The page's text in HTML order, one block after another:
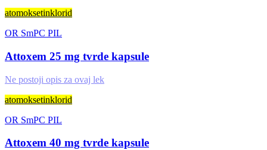
atomoksetinklorid
OR SmPC PIL
Attoxem 25 mg tvrde kapsule
Ne postoji opis za ovaj lek
atomoksetinklorid
OR SmPC PIL
Attoxem 40 mg tvrde kapsule